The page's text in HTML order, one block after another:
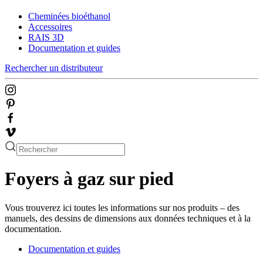
Cheminées bioéthanol
Accessoires
RAIS 3D
Documentation et guides
Rechercher un distributeur
Foyers à gaz sur pied
Vous trouverez ici toutes les informations sur nos produits – des
manuels, des dessins de dimensions aux données techniques et à la
documentation.
Documentation et guides